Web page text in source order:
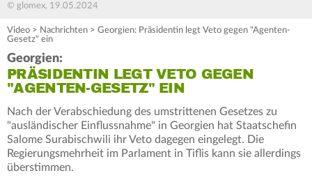
© glomex, 19.05.2024
Video > Nachrichten > Georgien: Präsidentin legt Veto gegen "Agenten-
Gesetz" ein
Georgien:
PRÄSIDENTIN LEGT VETO GEGEN
"AGENTEN-GESETZ" EIN
Nach der Verabschiedung des umstrittenen Gesetzes zu
"ausländischer Einflussnahme" in Georgien hat Staatschefin
Salome Surabischwili ihr Veto dagegen eingelegt. Die
Regierungsmehrheit im Parlament in Tiflis kann sie allerdings
überstimmen.